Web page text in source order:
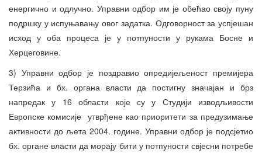
енергично и одлучно. Управни одбор им је обећао своју пуну
подршку у испуњавању овог задатка. Одговорност за успјешан
исход у оба процеса је у потпуности у рукама Босне и
Херцеговине.
3) Управни одбор је поздравио опредијељеност премијера
Терзића и бх. органа власти да постигну значајан и брз
напредак у 16 области које су у Студији изводљивости
Европске комисије утврђене као приоритети за предузимање
активности до љета 2004. године. Управни одбор је подсјетио
бх. органе власти да морају бити у потпуности свјесни потребе